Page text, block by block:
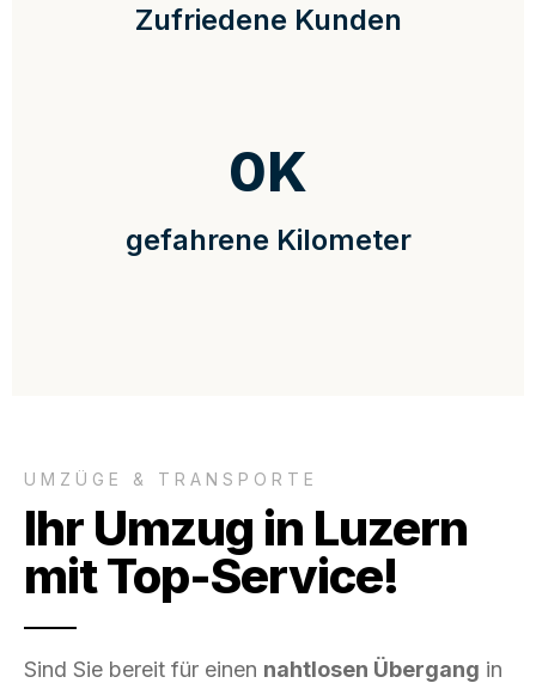
Zufriedene Kunden
gefahrene Kilometer
0K
UMZÜGE & TRANSPORTE
Ihr Umzug in Luzern
mit Top-Service!
Sind Sie bereit für einen nahtlosen Übergang in